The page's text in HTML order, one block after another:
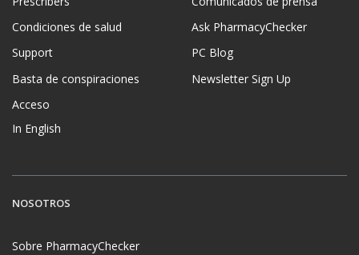
Condiciones de salud
Support
Basta de conspiraciones
Acceso
In English
Ask PharmacyChecker
PC Blog
Newsletter Sign Up
NOSOTROS
Sobre PharmacyChecker